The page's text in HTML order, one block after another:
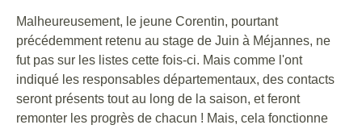
Malheureusement, le jeune Corentin, pourtant
précédemment retenu au stage de Juin à Méjannes, ne
fut pas sur les listes cette fois-ci. Mais comme l'ont
indiqué les responsables départementaux, des contacts
seront présents tout au long de la saison, et feront
remonter les progrès de chacun ! Mais, cela fonctionne